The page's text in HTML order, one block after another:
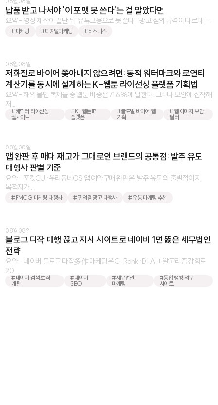
납품 받고 나서야 '이 포맷 못 쓴다'는 걸 알았다면
요약 - 영상 제작이 끝난 뒤 '유튜브용으로 못 쓴다', '광고 심의 규격이 다르다', ...
#마케팅 #디지털마케팅 #비즈니스
08월 08일
저화질로 바이어 쫓아내지 않으려면: 동적 워터마크와 로열티
계산기를 동시에 설계하는 K-웹툰 라이선싱 플랫폼 기획법
요약 - 해외 불법 복제물 중 웹툰 비중은 71.6%에 달한다. 그러나 보안에 집착해
저 ...
#캐릭터 라이선싱
웹사이트
#K-웹툰 IP
플랫폼
#글로벌 바이어 웹
기획
#웹 이미지 보안
필터
08월 08일
앱 완판 후 매대 재고가 그대로인 브랜드의 공통점: 발주 유도
대행사 판별 기준
요약 - 포켓CU·우리동네GS 앱 예약구매 완판은 '발주 유도'의 출발점이지,
목적지가 ...
#FMCG 마케팅 대행사 #편의점 광고 대행사 #유통 마케팅 추천
08월 08일
블로그 다작 대행 끊고 자사 사이트로 네이버 1면 뚫은 세무법인
전략
요약 - 네이버 블로그 다작多作 마케팅은 C-Rank·D.I.A.+ 알고리즘 강화로
20 ...
#네이버 검색 로직
개편
#네이버
SEO
#세무법인
마케팅
#통합 랭킹 외부
사이트